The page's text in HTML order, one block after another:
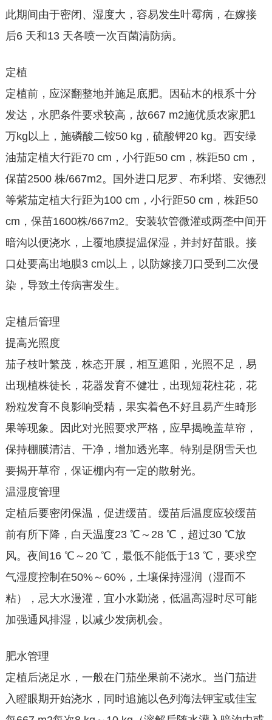
此期间由于密闭、湿度大，容易发生叶霉病，在嫁接
后6 天和13 天各喷一次百菌清防病。
定植
定植前，应深翻整地并施足底肥。因砧木的根系十分
发达，水肥条件要求较高，故667 m2施优质农家肥1
万kg以上，施磷酸二铵50 kg，硫酸钾20 kg。西安绿
油茄定植大行距70 cm，小行距50 cm，株距50 cm，
保苗2500 株/667m2。国外进口尼罗、布利塔、安德烈
等紫茄定植大行距为100 cm，小行距50 cm，株距50
cm，保苗1600株/667m2。安装软管微灌或两垄中间开
暗沟以便浇水，上覆地膜提温保湿，并封好苗眼。接
口处要高出地膜3 cm以上，以防嫁接刀口受到二次侵
染，导致土传病害发生。
定植后管理
提高光照度
茄子枝叶繁茂，株态开展，相互遮阳，光照不足，易
出现植株徒长，花器发育不健壮，出现短花柱花，花
粉粒发育不良影响受精，果实着色不好且易产生畸形
果等现象。因此对光照要求严格，应早揭晚盖草帘，
保持棚膜清洁、干净，增加透光率。特别是阴雪天也
要揭开草帘，保证棚内有一定的散射光。
温湿度管理
定植后要密闭保温，促进缓苗。缓苗后温度应较缓苗
前有所下降，白天温度23 ℃～28 ℃，超过30 ℃放
风。夜间16 ℃～20 ℃，最低不能低于13 ℃，要求空
气湿度控制在50%～60%，土壤保持湿润（湿而不
粘），忌大水漫灌，宜小水勤浇，低温高湿时尽可能
加强通风排湿，以减少发病机会。
肥水管理
定植后浇足水，一般在门茄坐果前不浇水。当门茄进
入瞪眼期开始浇水，同时追施以色列海法钾宝或佳宝